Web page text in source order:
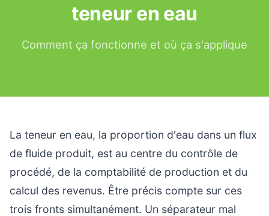
teneur en eau
Comment ça fonctionne et où ça s'applique
La teneur en eau, la proportion d'eau dans un flux
de fluide produit, est au centre du contrôle de
procédé, de la comptabilité de production et du
calcul des revenus. Être précis compte sur ces
trois fronts simultanément. Un séparateur mal